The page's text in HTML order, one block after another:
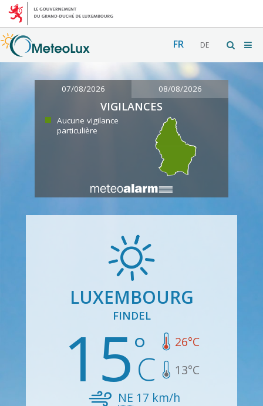
FR DE
07/08/2026 08/08/2026
VIGILANCES
Aucune vigilance
particulière
LUXEMBOURG
FINDEL
15 26°C
13°C
NE 17 km/h